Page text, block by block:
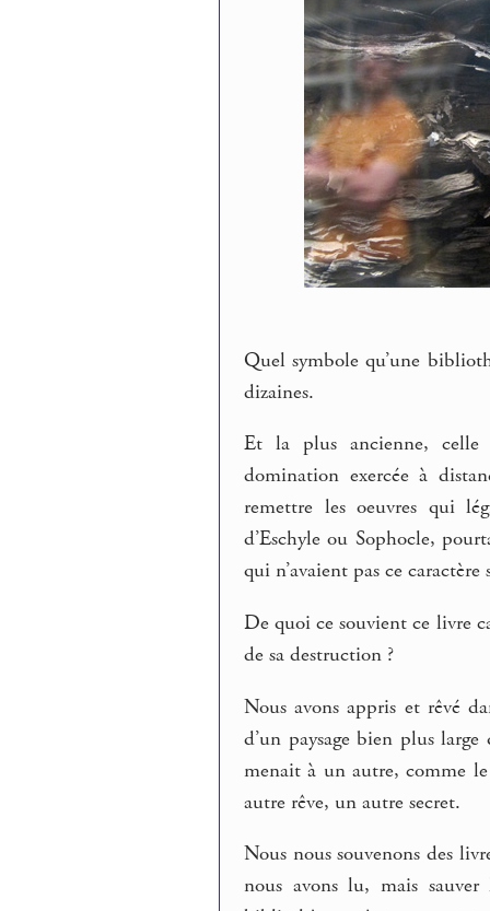
Quel symbole qu’une
dizaines.
Et la plus ancienne, celle
domination exercée à
remettre les oeuvres qui
d’Eschyle ou Sophocle,
qui n’avaient pas ce
De quoi ce souvient ce livre
de sa destruction ?
Nous avons appris et rêvé
d’un paysage bien plus
menait à un autre, comme
autre rêve, un autre secret.
Nous nous souvenons des
nous avons lu, mais